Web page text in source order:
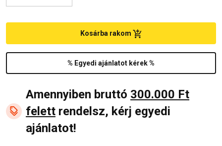
% Egyedi ajánlatot kérek %
Kosárba rakom
Amennyiben bruttó 300.000 Ft
felett rendelsz, kérj egyedi
ajánlatot!